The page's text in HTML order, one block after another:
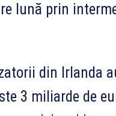
lună prin
din Irlanda
3 miliarde de